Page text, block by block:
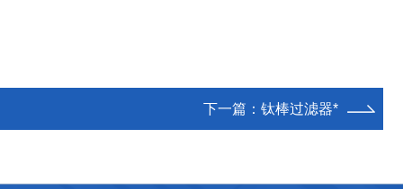
下一篇： 钛棒过滤器*